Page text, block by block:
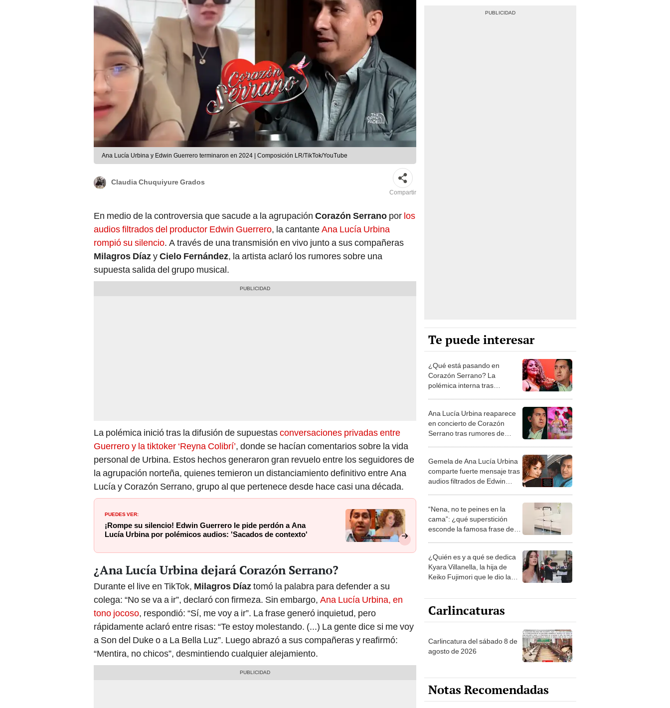
Ana Lucía Urbina y Edwin Guerrero terminaron en 2024 | Composición LR/TikTok/YouTube
Claudia Chuquiyure Grados
Compartir
En medio de la controversia que sacude a la agrupación Corazón Serrano por los
audios filtrados del productor Edwin Guerrero, la cantanteAna Lucía Urbina
rompió su silencio. A través de una transmisión en vivo junto a sus compañeras
Milagros DíazyCielo Fernández, la artista aclaró los rumores sobre una
supuesta salida del grupo musical.
La polémica inició tras la difusión de supuestasconversaciones privadas entre
Guerrero y la tiktoker ‘Reyna Colibrí’, donde se hacían comentarios sobre la vida
personal de Urbina. Estos hechos generaron gran revuelo entre los seguidores de
la agrupación norteña, quienes temieron un distanciamiento definitivo entre Ana
Lucía y Corazón Serrano, grupo al que pertenece desde hace casi una década.
PUEDES VER:
¡Rompe su silencio! Edwin Guerrero le pide perdón a Ana
Lucía Urbina por polémicos audios: 'Sacados de contexto'
¿Ana Lucía Urbina dejará Corazón Serrano?
Durante el live en TikTok, Milagros Díaztomó la palabra para defender a su
colega: “No se va a ir”, declaró con firmeza. Sin embargo, Ana Lucía Urbina, en
tono jocoso, respondió: “Sí, me voy a ir”. La frase generó inquietud, pero
rápidamente aclaró entre risas: “Te estoy molestando. (...) La gente dice si me voy
a Son del Duke o a La Bella Luz”. Luego abrazó a sus compañeras y reafirmó:
“Mentira, no chicos”, desmintiendo cualquier alejamiento.
Te puede interesar
¿Qué está pasando en
Corazón Serrano? La
polémica interna tras
de Edwin Guerrero
Ana Lucía Urbina reaparece
en concierto de Corazón
Serrano tras rumores de
Gemela de Ana Lucía Urbina
comparte fuerte mensaje tras
audios filtrados de Edwin
“Nena, no te peines en la
cama”: ¿qué superstición
esconde la famosa frase de
¿Quién es y a qué se dedica
Kyara Villanella, la hija de
Keiko Fujimori que le dio la
Carlincaturas
Carlincatura del sábado 8 de
agosto de 2026
Notas Recomendadas